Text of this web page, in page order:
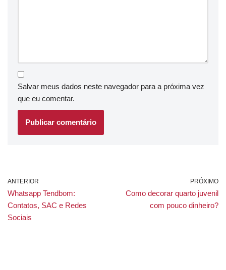
Salvar meus dados neste navegador para a próxima vez
que eu comentar.
ANTERIOR
Whatsapp Tendbom:
Contatos, SAC e Redes
Sociais
PRÓXIMO
Como decorar quarto juvenil
com pouco dinheiro?